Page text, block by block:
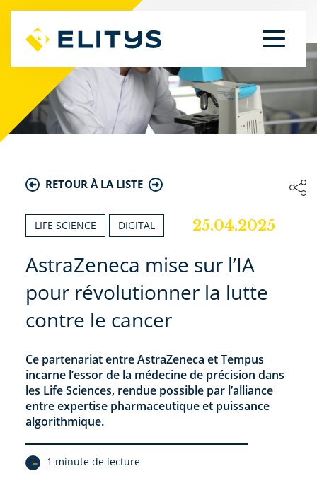
RETOUR À LA LISTE
LIFE SCIENCE DIGITAL 25.04.2025
AstraZeneca mise sur l’IA
pour révolutionner la lutte
contre le cancer
Ce partenariat entre AstraZeneca et Tempus
incarne l’essor de la médecine de précision dans
les Life Sciences, rendue possible par l’alliance
entre expertise pharmaceutique et puissance
algorithmique.
1 minute de lecture